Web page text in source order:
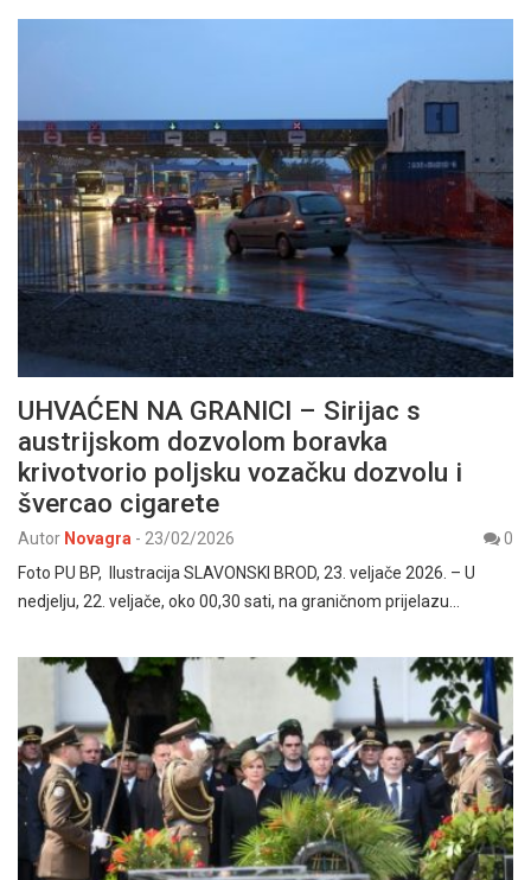
UHVAĆEN NA GRANICI – Sirijac s
austrijskom dozvolom boravka
krivotvorio poljsku vozačku dozvolu i
švercao cigarete
Autor Novagra - 23/02/2026
0
Foto PU BP, Ilustracija SLAVONSKI BROD, 23. veljače 2026. – U
nedjelju, 22. veljače, oko 00,30 sati, na graničnom prijelazu…